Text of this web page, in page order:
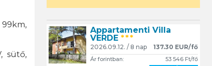
sütő,
Appartamenti Villa
VERDE ***
2026.09.12. / 8 nap 137.30 EUR/fő
Ár forintban: 53 546 Ft/fő